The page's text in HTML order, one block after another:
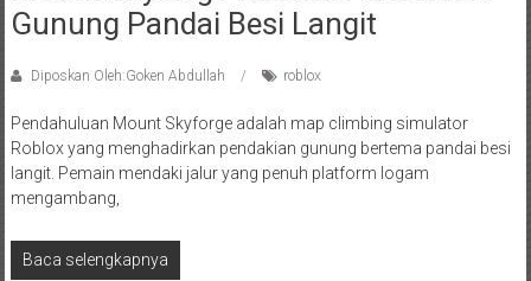
Gunung Pandai Besi Langit
Diposkan Oleh:Goken Abdullah roblox
Pendahuluan Mount Skyforge adalah map climbing simulator
Roblox yang menghadirkan pendakian gunung bertema pandai besi
langit. Pemain mendaki jalur yang penuh platform logam
mengambang,
Baca selengkapnya